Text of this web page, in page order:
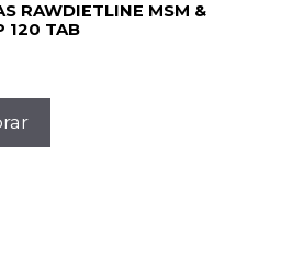
RAWDIETLINE MSM &
120 TAB